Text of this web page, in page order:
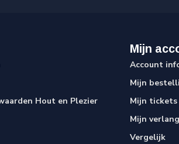
Hout en Plezier
Mijn
Account
Mijn
Mijn tickets
Mijn
Vergelijk